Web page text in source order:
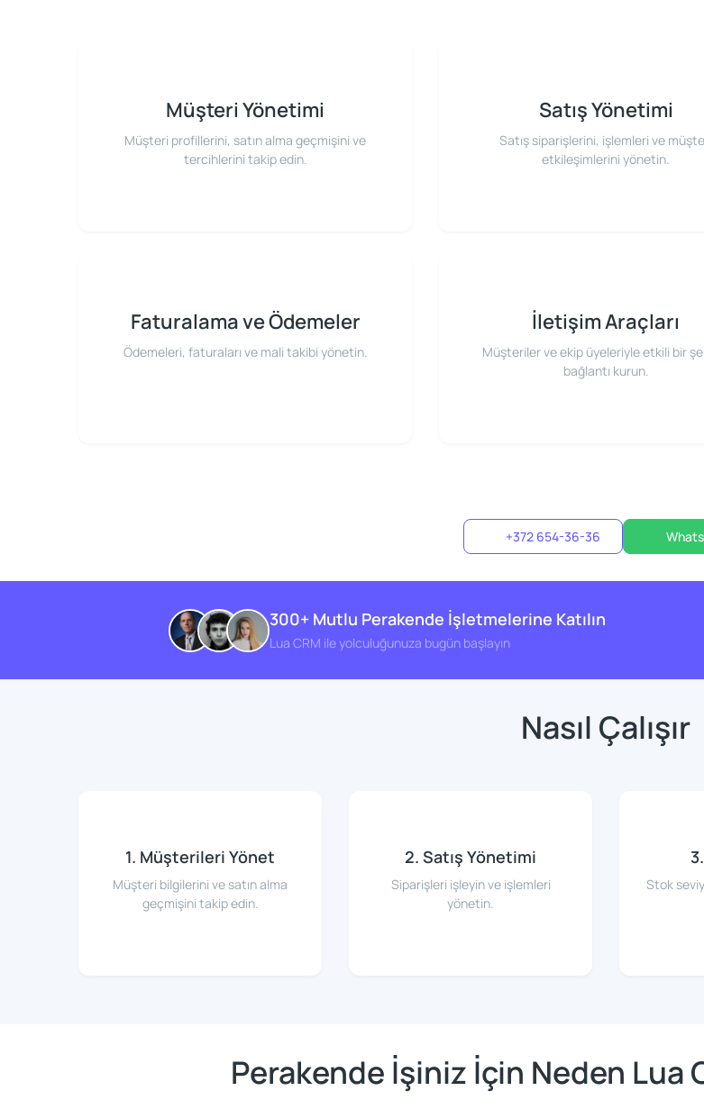
Müşteri Yönetimi
Müşteri profillerini, satın alma geçmişini ve
tercihlerini takip edin.
Satış Yönetimi
Satış siparişlerini, işlemleri ve
etkileşimlerini yönetin.
Faturalama ve Ödemeler
Ödemeleri, faturaları ve mali takibi yönetin.
İletişim Araçları
Müşteriler ve ekip üyeleriyle etkili bir
bağlantı kurun.
+372 654-36-36
300+ Mutlu Perakende İşletmelerine Katılın
Lua CRM ile yolculuğunuza bugün başlayın
Nasıl Çalışır
1. Müşterileri Yönet
Müşteri bilgilerini ve satın alma
geçmişini takip edin.
2. Satış Yönetimi
Siparişleri işleyin ve işlemleri
yönetin.
Stok
Perakende İşiniz İçin Neden Lua